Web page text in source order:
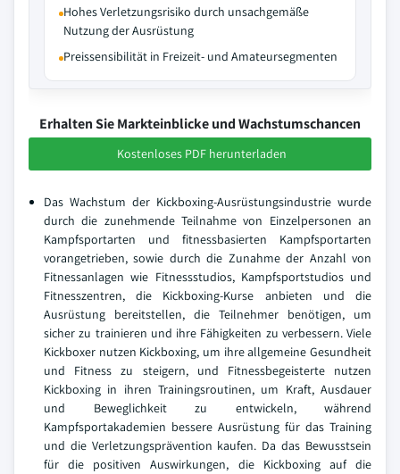
Hohes Verletzungsrisiko durch unsachgemäße
Nutzung der Ausrüstung
Preissensibilität in Freizeit- und Amateursegmenten
Erhalten Sie Markteinblicke und Wachstumschancen
Kostenloses PDF herunterladen
Das Wachstum der Kickboxing-Ausrüstungsindustrie wurde
durch die zunehmende Teilnahme von Einzelpersonen an
Kampfsportarten und fitnessbasierten Kampfsportarten
vorangetrieben, sowie durch die Zunahme der Anzahl von
Fitnessanlagen wie Fitnessstudios, Kampfsportstudios und
Fitnesszentren, die Kickboxing-Kurse anbieten und die
Ausrüstung bereitstellen, die Teilnehmer benötigen, um
sicher zu trainieren und ihre Fähigkeiten zu verbessern. Viele
Kickboxer nutzen Kickboxing, um ihre allgemeine Gesundheit
und Fitness zu steigern, und Fitnessbegeisterte nutzen
Kickboxing in ihren Trainingsroutinen, um Kraft, Ausdauer
und Beweglichkeit zu entwickeln, während
Kampfsportakademien bessere Ausrüstung für das Training
und die Verletzungsprävention kaufen. Da das Bewusstsein
für die positiven Auswirkungen, die Kickboxing auf die